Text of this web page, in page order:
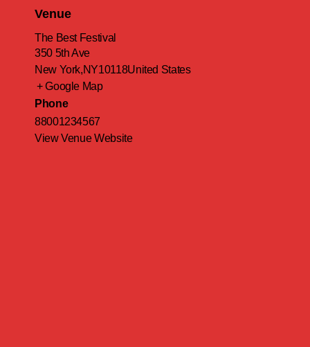
Venue
The Best Festival
350 5th Ave
New York,NY10118United States
+ Google Map
Phone
88001234567
View Venue Website